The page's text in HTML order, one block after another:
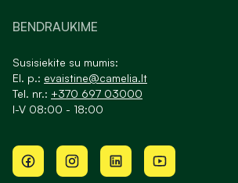
BENDRAUKIME
Susisiekite su mumis:
El. p.: evaistine@camelia.lt
Tel. nr.: +370 697 03000
I-V 08:00 - 18:00